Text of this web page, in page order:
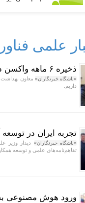
علمی
ذخیره ۶ ماهه واکسن در کشور
«باشگاه خبرنگاران»
داریم.
تجربه ایران در
«باشگاه خبرنگاران» دیدار وزیر
تفاهم‌نامه‌های علمی و توسعه
ورود هوش مصنوعی